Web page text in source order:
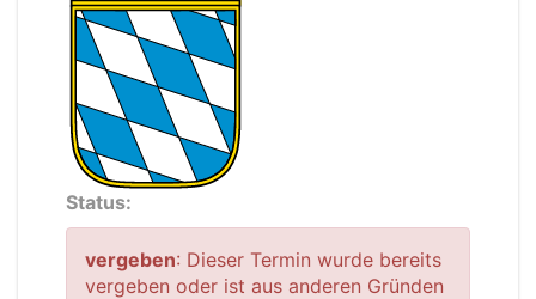
Status:
vergeben: Dieser Termin wurde bereits
vergeben oder ist aus anderen Gründen